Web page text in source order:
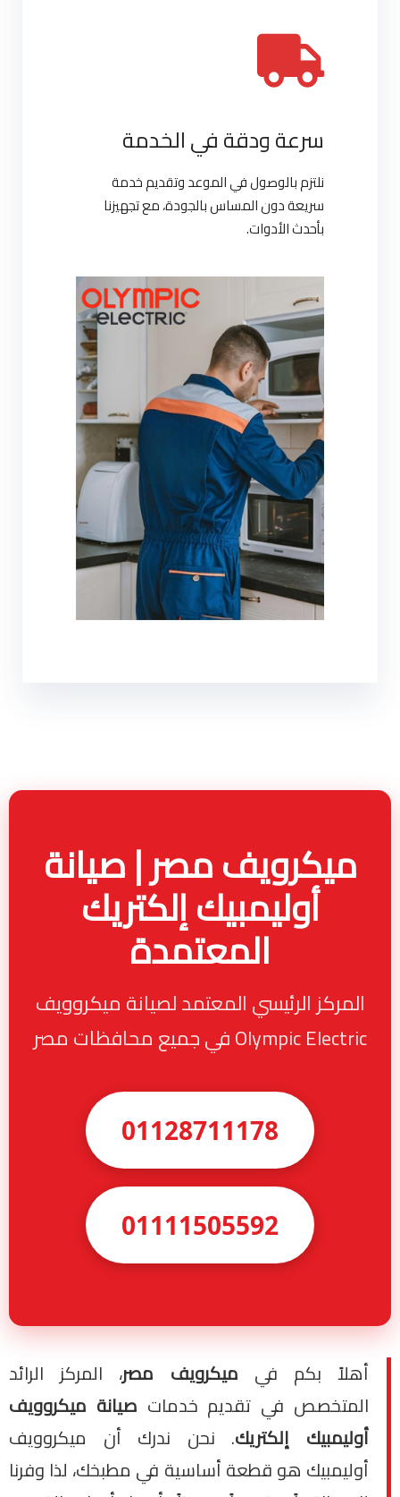
سرعة ودقة في الخدمة
نلتزم بالوصول في الموعد وتقديم خدمة
سريعة دون المساس بالجودة، مع تجهيزنا
بأحدث الأدوات.
ميكرويف مصر | صيانة
أوليمبيك إلكتريك
المعتمدة
المركز الرئيسي المعتمد لصيانة ميكروويف
Olympic Electric في جميع محافظات مصر
01128711178
01111505592
أهلاً بكم في ميكرويف مصر، المركز الرائد
المتخصص في تقديم خدمات صيانة ميكروويف
أوليمبيك إلكتريك. نحن ندرك أن ميكروويف
أوليمبيك هو قطعة أساسية في مطبخك، لذا وفرنا